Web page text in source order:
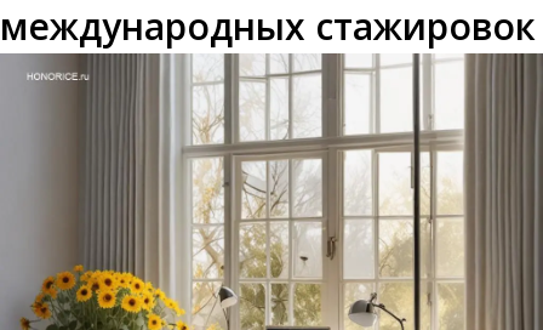
международных стажировок